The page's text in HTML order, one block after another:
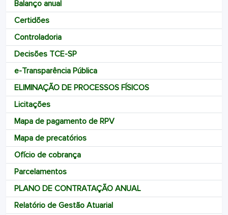
Balanço anual
Certidões
Controladoria
Decisões TCE-SP
e-Transparência Pública
ELIMINAÇÃO DE PROCESSOS FÍSICOS
Licitações
Mapa de pagamento de RPV
Mapa de precatórios
Ofício de cobrança
Parcelamentos
PLANO DE CONTRATAÇÃO ANUAL
Relatório de Gestão Atuarial